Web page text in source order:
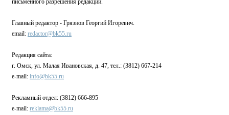
письменного разрешения редакции.
Главный редактор - Грязнов Георгий Игоревич.
email: redactor@bk55.ru
Редакция сайта:
г. Омск, ул. Малая Ивановская, д. 47, тел.: (3812) 667-214
e-mail: info@bk55.ru
Рекламный отдел: (3812) 666-895
e-mail: reklama@bk55.ru